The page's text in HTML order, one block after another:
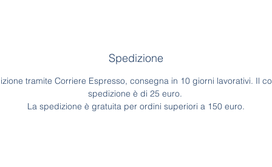
Spedizione
tramite Corriere Espresso, consegna in 10 giorni lavorativi. Il
spedizione è di 25 euro.
La spedizione è gratuita per ordini superiori a 150 euro.